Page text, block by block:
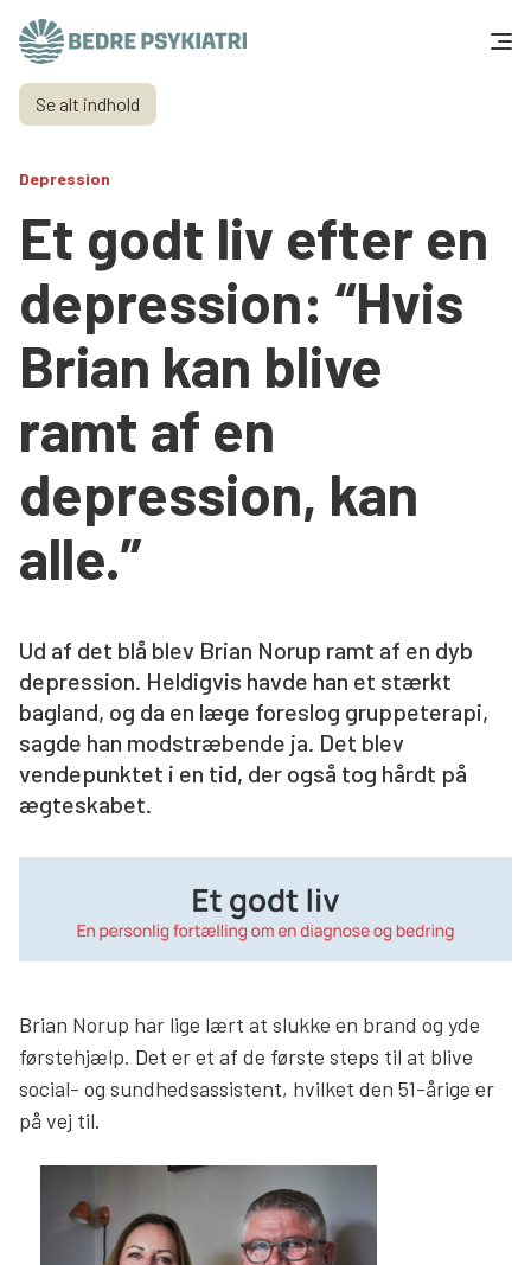
Skip to content
Få hjælp
Tal og fakta
Om os
Vær med
Presse og politik
Søg
Se alt indhold
Depression
Et godt liv efter en
depression: “Hvis
Brian kan blive
ramt af en
depression, kan
alle.”
Ud af det blå blev Brian Norup ramt af en dyb
depression. Heldigvis havde han et stærkt
bagland, og da en læge foreslog gruppeterapi,
sagde han modstræbende ja. Det blev
vendepunktet i en tid, der også tog hårdt på
ægteskabet.
Brian Norup har lige lært at slukke en brand og yde
førstehjælp. Det er et af de første steps til at blive
social- og sundhedsassistent, hvilket den 51-årige er
på vej til.